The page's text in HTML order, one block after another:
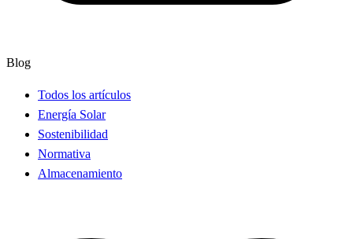
Blog
Todos los artículos
Energía Solar
Sostenibilidad
Normativa
Almacenamiento